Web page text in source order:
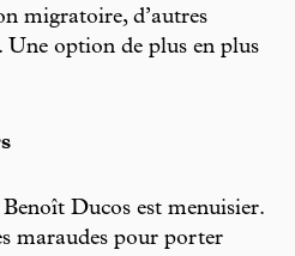
migratoire, d’autres
Une option de plus en plus
Ducos est menuisier.
maraudes pour porter